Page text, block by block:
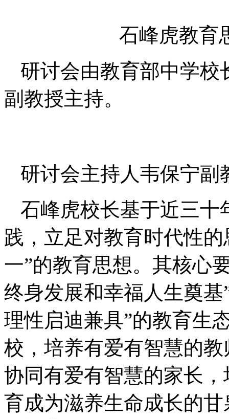
石峰虎教育
研讨会由教育部中学校
副教授主持。
研讨会主持人韦保宁副
石峰虎校长基于近三十
践，立足对教育时代性
一”的教育思想。其核心
终身发展和幸福人生奠
理性启迪兼具”的教育生
校，培养有爱有智慧的
协同有爱有智慧的家长
育成为滋养生命成长的